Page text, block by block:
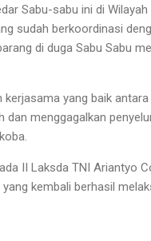
Sabu-sabu ini di
sudah berkoordinasi
di duga Sabu Sabu
yang baik
menggagalkan
II Laksda TNI Ariantyo
kembali berhasil